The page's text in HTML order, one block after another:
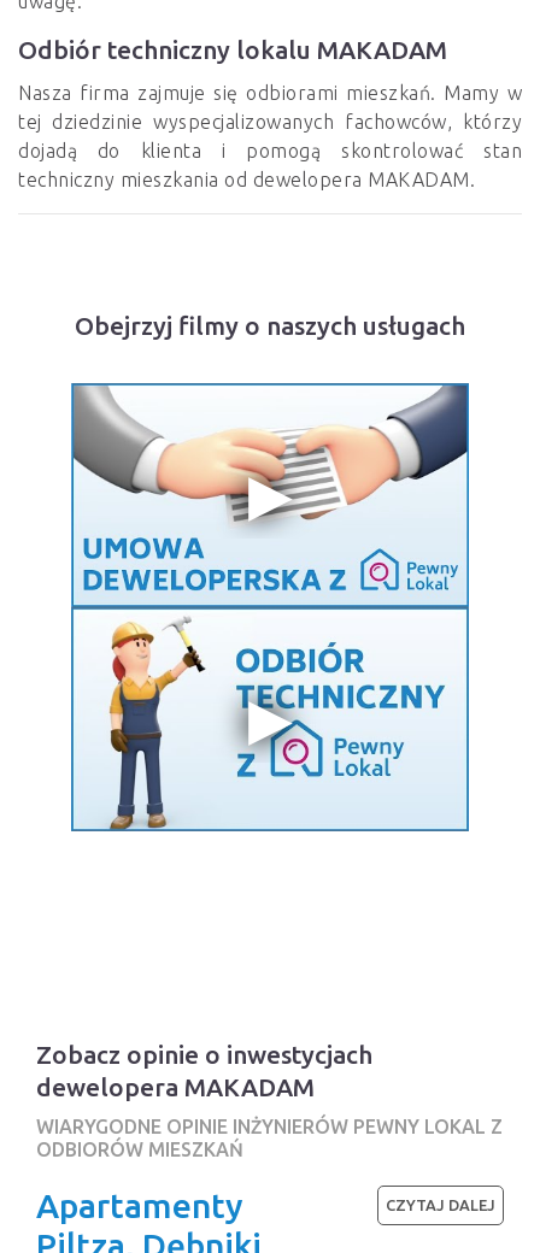
Odbiór techniczny lokalu MAKADAM
Nasza firma zajmuje się odbiorami mieszkań. Mamy w
tej dziedzinie wyspecjalizowanych fachowców, którzy
dojadą do klienta i pomogą skontrolować stan
techniczny mieszkania od dewelopera MAKADAM.
Obejrzyj filmy o naszych usługach
Zobacz opinie o inwestycjach
dewelopera MAKADAM
WIARYGODNE OPINIE INŻYNIERÓW PEWNY LOKAL Z
ODBIORÓW MIESZKAŃ
Apartamenty
CZYTAJ DALEJ